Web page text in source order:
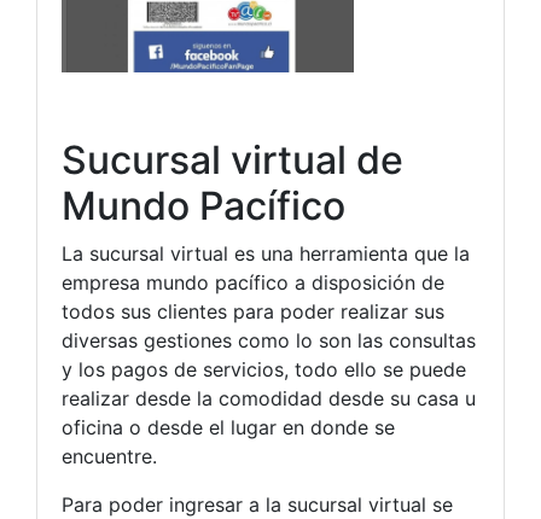
Sucursal virtual de
Mundo Pacífico
La sucursal virtual es una herramienta que la
empresa mundo pacífico a disposición de
todos sus clientes para poder realizar sus
diversas gestiones como lo son las consultas
y los pagos de servicios, todo ello se puede
realizar desde la comodidad desde su casa u
oficina o desde el lugar en donde se
encuentre.
Para poder ingresar a la sucursal virtual se